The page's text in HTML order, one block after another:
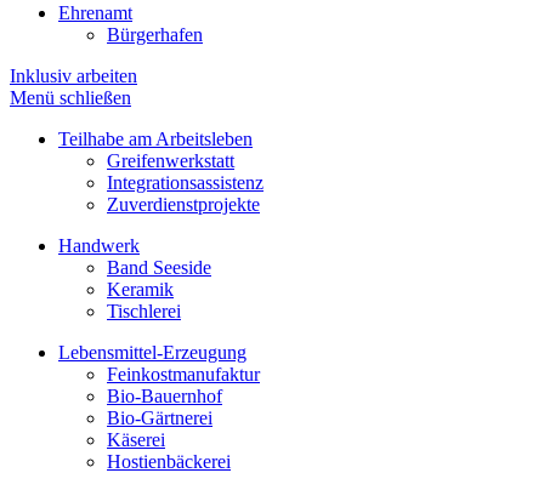
Ehrenamt
Bürgerhafen
Inklusiv arbeiten
Menü schließen
Teilhabe am Arbeitsleben
Greifenwerkstatt
Integrationsassistenz
Zuverdienstprojekte
Handwerk
Band Seeside
Keramik
Tischlerei
Lebensmittel-Erzeugung
Feinkostmanufaktur
Bio-Bauernhof
Bio-Gärtnerei
Käserei
Hostienbäckerei